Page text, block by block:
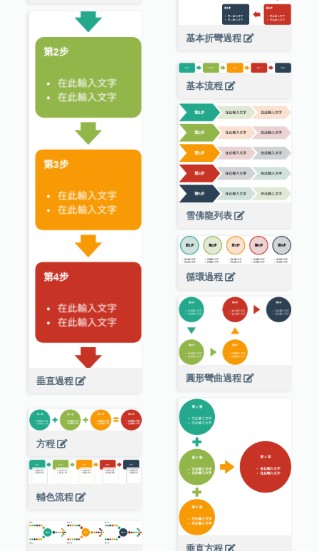
基本折彎過程
垂直過程
基本流程
雪佛龍列表
循環過程
圓形彎曲過程
垂直方程
方程
輔色流程